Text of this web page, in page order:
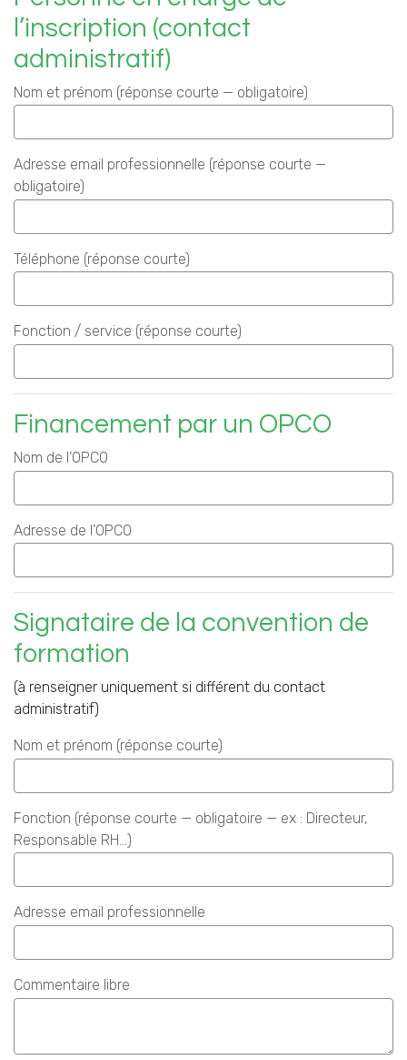
l’inscription (contact
administratif)
Nom et prénom (réponse courte — obligatoire)
Adresse email professionnelle (réponse courte —
obligatoire)
Téléphone (réponse courte)
Fonction / service (réponse courte)
Financement par un OPCO
Nom de l’OPCO
Adresse de l’OPCO
Signataire de la convention de
formation
(à renseigner uniquement si différent du contact
administratif)
Nom et prénom (réponse courte)
Fonction (réponse courte — obligatoire — ex : Directeur,
Responsable RH…)
Adresse email professionnelle
Commentaire libre